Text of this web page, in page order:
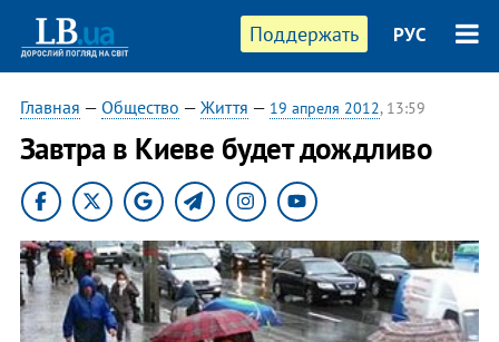
Поддержать РУС
Главная — Общество — Життя — 19 апреля 2012, 13:59
Завтра в Киеве будет дождливо